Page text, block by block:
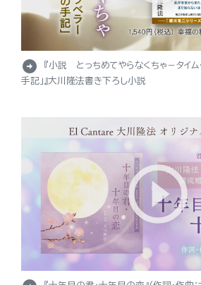
arrow_circle_right
『小説 とっちめてやらなくちゃ－タイム
手記」』大川隆法書き下ろし小説